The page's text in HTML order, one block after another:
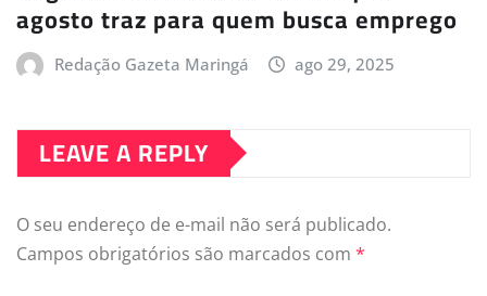
agosto traz para quem busca emprego
Redação Gazeta Maringá ago 29, 2025
LEAVE A REPLY
O seu endereço de e-mail não será publicado.
Campos obrigatórios são marcados com *